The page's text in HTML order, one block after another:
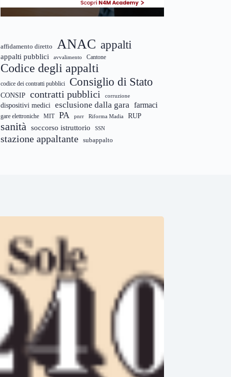
affidamento diretto ANAC appalti
appalti pubblici avvalimento Cantone
Codice degli appalti
codice dei contratti pubblici Consiglio di Stato
CONSIP contratti pubblici corruzione
dispositivi medici esclusione dalla gara farmaci
gare elettroniche MIT PA pnrr Riforma Madia RUP
sanità soccorso istruttorio SSN
stazione appaltante subappalto